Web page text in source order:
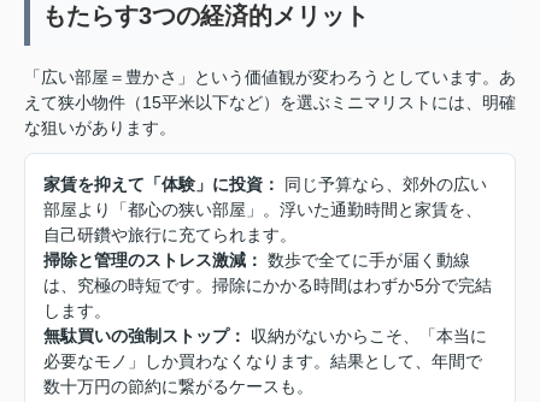
もたらす3つの経済的メリット
「広い部屋＝豊かさ」という価値観が変わろうとしています。あ
えて狭小物件（15平米以下など）を選ぶミニマリストには、明確
な狙いがあります。
家賃を抑えて「体験」に投資：
同じ予算なら、郊外の広い
部屋より「都心の狭い部屋」。浮いた通勤時間と家賃を、
自己研鑽や旅行に充てられます。
掃除と管理のストレス激減： 数歩で全てに手が届く動線
は、究極の時短です。掃除にかかる時間はわずか5分で完結
します。
無駄買いの強制ストップ：
収納がないからこそ、「本当に
必要なモノ」しか買わなくなります。結果として、年間で
数十万円の節約に繋がるケースも。